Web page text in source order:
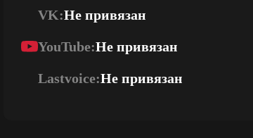
VK:Не привязан
YouTube:Не привязан
Lastvoice:Не привязан